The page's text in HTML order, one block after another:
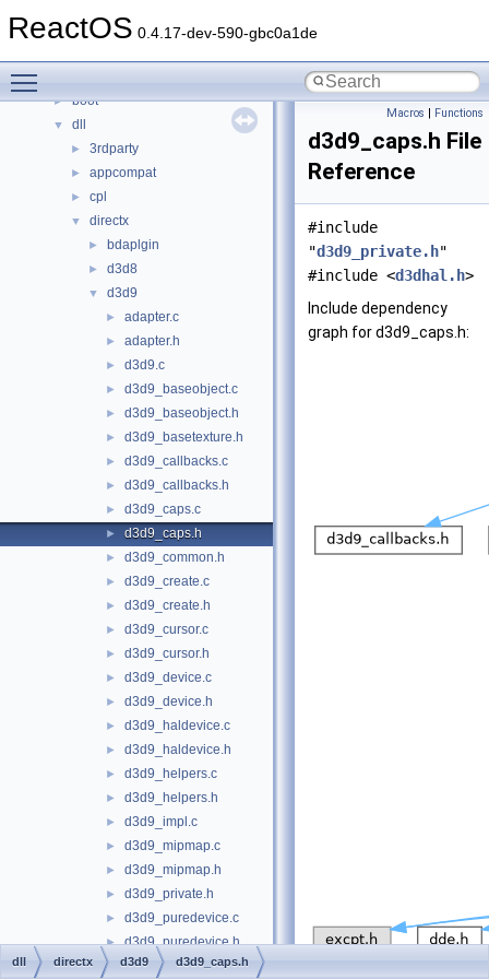
ReactOS 0.4.17-dev-590-gbc0a1de
▼ Files
► boot
▼ dll
► 3rdparty
► appcompat
► cpl
▼ directx
► bdaplgin
► d3d8
▼ d3d9
► adapter.c
► adapter.h
► d3d9.c
► d3d9_baseobject.c
► d3d9_baseobject.h
► d3d9_basetexture.h
► d3d9_callbacks.c
► d3d9_callbacks.h
► d3d9_caps.c
► d3d9_caps.h
► d3d9_common.h
► d3d9_create.c
► d3d9_create.h
► d3d9_cursor.c
► d3d9_cursor.h
► d3d9_device.c
► d3d9_device.h
► d3d9_haldevice.c
► d3d9_haldevice.h
► d3d9_helpers.c
► d3d9_helpers.h
► d3d9_impl.c
► d3d9_mipmap.c
► d3d9_mipmap.h
► d3d9_private.h
► d3d9_puredevice.c
► d3d9_puredevice.h
► d3d9_resource.c
Macros | Functions
d3d9_caps.h File
Reference
#include
"d3d9_private.h"
#include <d3dhal.h>
Include dependency
graph for d3d9_caps.h:
dll directx d3d9 d3d9_caps.h